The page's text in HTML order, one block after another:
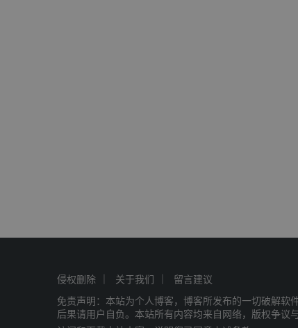
侵权删除 关于我们
留言建议
免责声明：本站为个人博客，博客所发布的一切破解
后果请用户自负。本站所有内容均来自网络，版权争议